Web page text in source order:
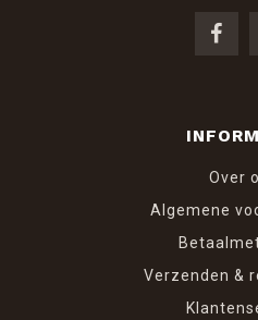
Over
Algemene
Verzenden &